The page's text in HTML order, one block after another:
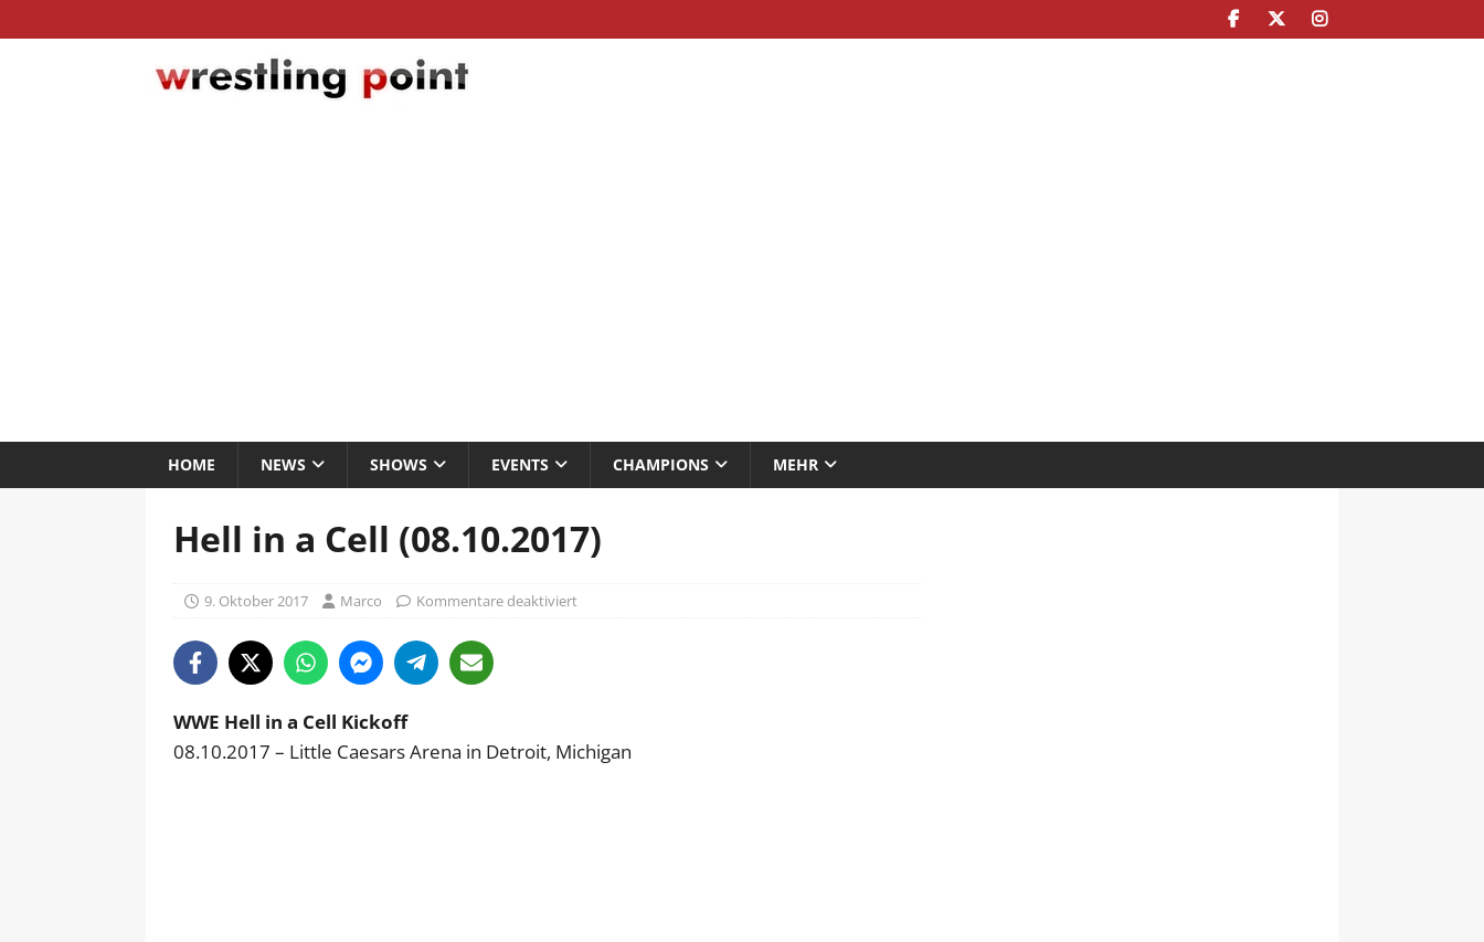
HOME NEWS SHOWS EVENTS CHAMPIONS MEHR
Hell in a Cell (08.10.2017)
9. Oktober 2017 Marco Kommentare deaktiviert
WWE Hell in a Cell Kickoff
08.10.2017 – Little Caesars Arena in Detroit, Michigan